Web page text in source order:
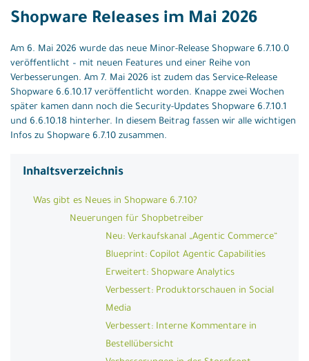
Shopware Releases im Mai 2026
Am 6. Mai 2026 wurde das neue Minor-Release Shopware 6.7.10.0
veröffentlicht – mit neuen Features und einer Reihe von
Verbesserungen. Am 7. Mai 2026 ist zudem das Service-Release
Shopware 6.6.10.17 veröffentlicht worden. Knappe zwei Wochen
später kamen dann noch die Security-Updates Shopware 6.7.10.1
und 6.6.10.18 hinterher. In diesem Beitrag fassen wir alle wichtigen
Infos zu Shopware 6.7.10 zusammen.
Inhaltsverzeichnis
Was gibt es Neues in Shopware 6.7.10?
Neuerungen für Shopbetreiber
Neu: Verkaufskanal „Agentic Commerce“
Blueprint: Copilot Agentic Capabilities
Erweitert: Shopware Analytics
Verbessert: Produktorschauen in Social
Media
Verbessert: Interne Kommentare in
Bestellübersicht